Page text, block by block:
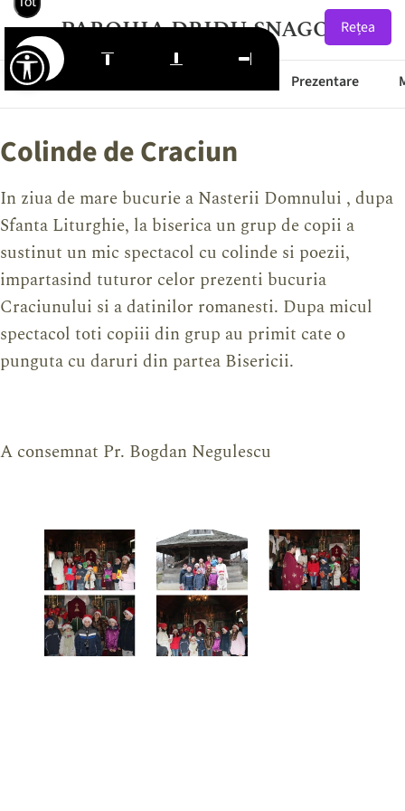
PAROHIA DRIDU SNAGOVRețea
Starea Drumurilor Prezentare
Colinde de Craciun
In ziua de mare bucurie a Nasterii Domnului , dupa
Sfanta Liturghie, la biserica un grup de copii a
sustinut un mic spectacol cu colinde si poezii,
impartasind tuturor celor prezenti bucuria
Craciunului si a datinilor romanesti. Dupa micul
spectacol toti copiii din grup au primit cate o
punguta cu daruri din partea Bisericii.
A consemnat Pr. Bogdan Negulescu